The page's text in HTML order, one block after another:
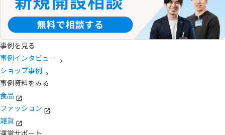
事例を見る
事例インタビュー
ショップ事例
事例資料をみる
食品
ファッション
雑貨